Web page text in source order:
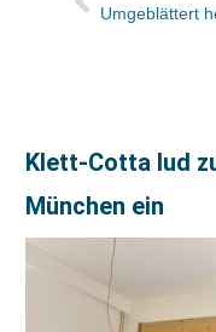
Klett-Cotta lud
München ein